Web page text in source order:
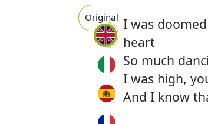
Original I was
heart
So much
I was high,
And I know